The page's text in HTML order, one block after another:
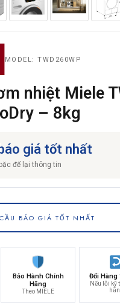
MODEL: TWD260WP
nhiệt Miele
– 8kg
giá tốt nhất
để lại thông tin
BÁO GIÁ TỐT NHẤT
Bảo Hành Chính
Hãng
Theo MIELE
Đổi Hàng
Nếu lỗi kỹ